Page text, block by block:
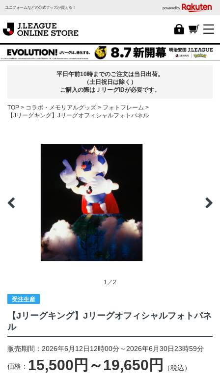
ユニフォームなどの公式グッズが買える！ powered by
平日午前10時までのご注文は当日出荷。
（土日祝日は除く）
ご購入の際はＪリーグIDが必要です。
TOP コラボ・メモリアルグッズ
フォトフレーム
【Jリーグキング】Jリーグオフィシャルフォトパネル
1／2
受注生産
【Jリーグキング】Jリーグオフィシャルフォトパネ
ル
販売期間：2026年6月12日12時00分～2026年6月30日23時59分
価格： 15,500円～19,650円 （税込）